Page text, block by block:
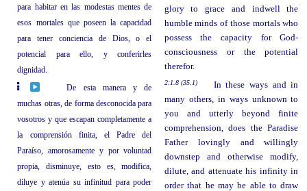
para habitar en las modestas mentes de
esos mortales que poseen la capacidad
para tener conciencia de Dios, o el
potencial para ello, y conferirles
dignidad.
glory to grace and indwell the
humble minds of those mortals who
possess the capacity for God-
consciousness or the potential
therefor.
De esta manera y de
muchas otras, de forma desconocida para
vosotros y que escapan completamente a
la comprensión finita, el Padre del
Paraíso, amorosamente y por voluntad
propia, disminuye, esto es, modifica,
diluye y atenúa su infinitud para poder
2:1.8 (35.1)
In these ways and in
many others, in ways unknown to
you and utterly beyond finite
comprehension, does the Paradise
Father lovingly and willingly
downstep and otherwise modify,
dilute, and attenuate his infinity in
order that he may be able to draw